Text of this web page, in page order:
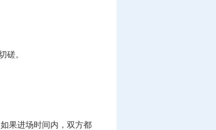
磋。
果进场时间内，双方都